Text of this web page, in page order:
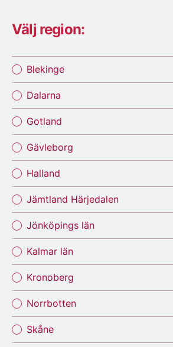
Välj region:
Blekinge
Dalarna
Gotland
Gävleborg
Halland
Jämtland Härjedalen
Jönköpings län
Kalmar län
Kronoberg
Norrbotten
Skåne